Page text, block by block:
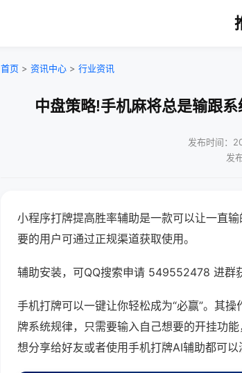
首页 > 资讯中心 > 行业资讯
中盘策略!手机麻将总是输跟
发布时间：
发
小程序打牌提高胜率辅助是一款可以让一直
要的用户可通过正规渠道获取使用。
辅助安装，可QQ搜索申请 549552478 进群
手机打牌可以一键让你轻松成为“必赢”。其
牌系统规律，只需要输入自己想要的开挂功
想分享给好友或者使用手机打牌AI辅助都可以